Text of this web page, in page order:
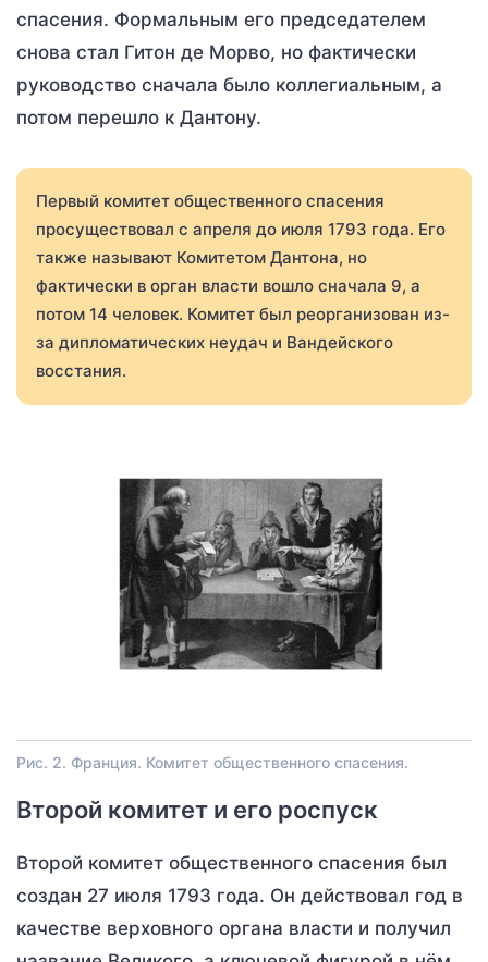
спасения. Формальным его председателем
снова стал Гитон де Морво, но фактически
руководство сначала было коллегиальным, а
потом перешло к Дантону.
Первый комитет общественного спасения
просуществовал с апреля до июля 1793 года. Его
также называют Комитетом Дантона, но
фактически в орган власти вошло сначала 9, а
потом 14 человек. Комитет был реорганизован из-
за дипломатических неудач и Вандейского
восстания.
Рис. 2. Франция. Комитет общественного спасения.
Второй комитет и его роспуск
Второй комитет общественного спасения был
создан 27 июля 1793 года. Он действовал год в
качестве верховного органа власти и получил